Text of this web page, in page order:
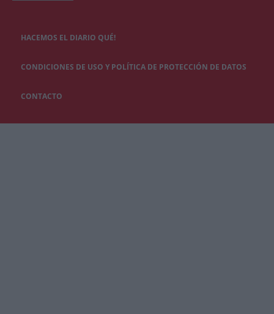
HACEMOS EL DIARIO QUÉ!
CONDICIONES DE USO Y POLÍTICA DE PROTECCIÓN DE DATOS
CONTACTO